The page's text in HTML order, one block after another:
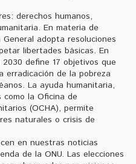
derechos humanos,
En materia de
adopta resoluciones
libertades básicas. En
define 17 objetivos que
erradicación de la pobreza
La ayuda humanitaria,
la Oficina de
(OCHA), permite
naturales o crisis de
en nuestras noticias
de la ONU. Las elecciones